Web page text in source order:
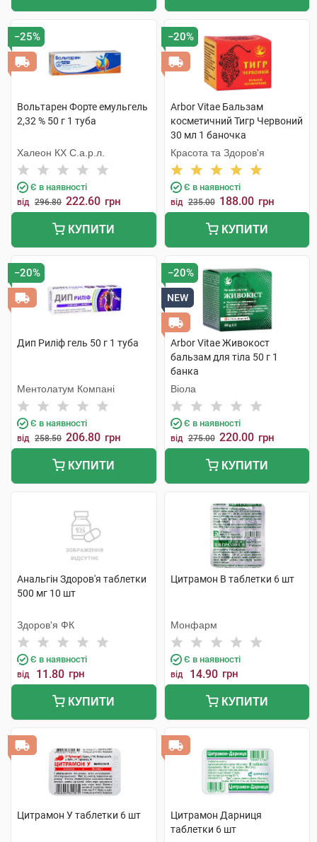
−25%
Вольтарен Форте емульгель
2,32 % 50 г 1 туба
Халеон КХ С.а.р.л.
Є в наявності
від 296.80 222.60 грн
КУПИТИ
−20%
Arbor Vitae Бальзам
косметичний Тигр Червоний
30 мл 1 баночка
Красота та Здоров'я
Є в наявності
від 235.00 188.00 грн
КУПИТИ
−20%
Дип Риліф гель 50 г 1 туба
Ментолатум Компані
Є в наявності
від 258.50 206.80 грн
КУПИТИ
−20%
NEW
Arbor Vitae Живокост
бальзам для тіла 50 г 1
банка
Віола
Є в наявності
від 275.00 220.00 грн
КУПИТИ
Анальгін Здоров'я таблетки
500 мг 10 шт
Здоров'я ФК
Є в наявності
від 11.80 грн
КУПИТИ
Цитрамон В таблетки 6 шт
Монфарм
Є в наявності
від 14.90 грн
КУПИТИ
Цитрамон У таблетки 6 шт
Цитрамон Дарниця
таблетки 6 шт